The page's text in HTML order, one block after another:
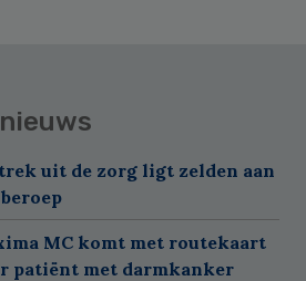
uit de zorg ligt zelden aan
MC komt met routekaart
patiënt met darmkanker